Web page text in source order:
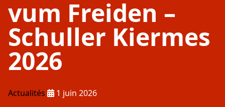
vum Freiden –
Schuller Kiermes
2026
Actualités Publié le :
1 juin 2026